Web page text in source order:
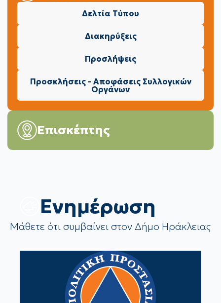
Δελτία Τύπου
Διακηρύξεις
Προσλήψεις
Προσκλήσεις - Αποφάσεις Συλλογικών
Οργάνων
Επισκέπτης
Eνημέρωση
Μάθετε ότι συμβαίνει στον Δήμο Ηράκλειας